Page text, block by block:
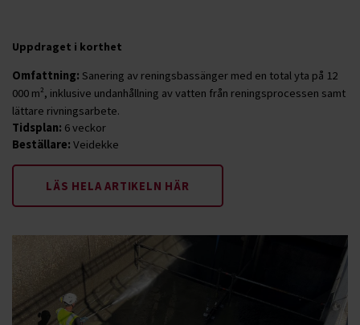
Uppdraget i korthet
Omfattning: Sanering av reningsbassänger med en total yta på 12
000 m², inklusive undanhållning av vatten från reningsprocessen samt
lättare rivningsarbete.
Tidsplan: 6 veckor
Beställare: Veidekke
LÄS HELA ARTIKELN HÄR